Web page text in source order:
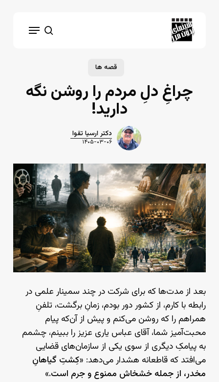
search
Menu
قصه ها
چراغِ دلِ مردم را روشن نگه
دارید!
دکتر ارسیا تقوا
۱۴۰۵-۰۳-۰۶
بعد از مدت‌ها که برای شرکت در چند سمینار علمی در
رابطه با کارم، از کشور دور بودم، زمانِ برگشت، تلفنِ
همراهم را که روشن می‌کنم و پیش از آن‌که پیام
محبت‌آمیز شما، آقای عباس یاری عزیز را ببینم، چشمم
به پیامکِ دیگری از سوی یکی از سازمان‌های قضایی
می‌افتد که قاطعانه هشدار می‌دهد: «کِشتِ گیاهانِ
مخدر، از جمله خشخاش ممنوع و جرم است.»